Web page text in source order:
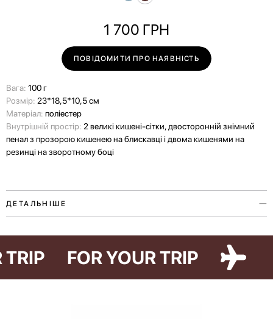
1 700 ГРН
ПОВІДОМИТИ ПРО НАЯВНІСТЬ
Вага: 100 г
Розмір: 23*18,5*10,5 см
Матеріал: поліестер
Внутрішній простір: 2 великі кишені-сітки, двосторонній знімний
пенал з прозорою кишенею на блискавці і двома кишенями на
резинці на зворотному боці
ДЕТАЛЬНІШЕ
варіантах — Cat Paw та Dog Paw — ілюстрації до яких створила
художниця Ірина Максимова.
TRIP FOR YOUR TRIP